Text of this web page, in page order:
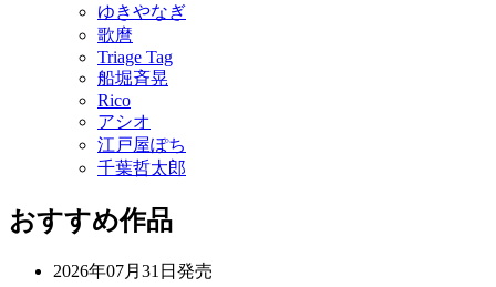
ゆきやなぎ
歌麿
Triage Tag
船堀斉晃
Rico
アシオ
江戸屋ぽち
千葉哲太郎
おすすめ作品
2026年07月31日 発売